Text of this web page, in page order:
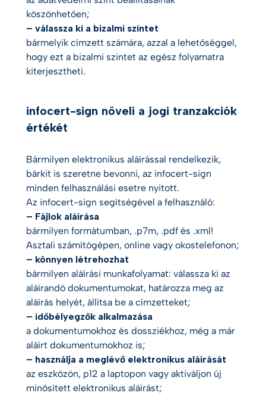
köszönhetően;
– válassza ki a bizalmi szintet
bármelyik címzett számára, azzal a lehetőséggel,
hogy ezt a bizalmi szintet az egész folyamatra
kiterjesztheti.
infocert-sign növeli a jogi tranzakciók
értékét
Bármilyen elektronikus aláírással rendelkezik,
bárkit is szeretne bevonni, az infocert-sign
minden felhasználási esetre nyitott.
Az infocert-sign segítségével a felhasználó:
– Fájlok aláírása
bármilyen formátumban, .p7m, .pdf és .xml!
Asztali számítógépen, online vagy okostelefonon;
– könnyen létrehozhat
bármilyen aláírási munkafolyamat: válassza ki az
aláírandó dokumentumokat, határozza meg az
aláírás helyét, állítsa be a címzetteket;
– időbélyegzők alkalmazása
a dokumentumokhoz és dossziékhoz, még a már
aláírt dokumentumokhoz is;
– használja a meglévő elektronikus aláírását
az eszközön, p12 a laptopon vagy aktiváljon új
minősített elektronikus aláírást;